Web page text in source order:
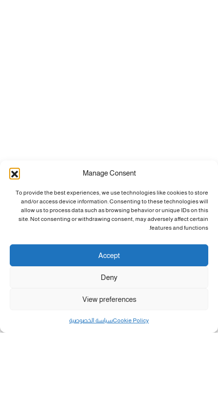
Manage Consent
To provide the best experiences, we use technologies like cookies to store
and/or access device information. Consenting to these technologies will
allow us to process data such as browsing behavior or unique IDs on this
site. Not consenting or withdrawing consent, may adversely affect certain
features and functions.
Accept
Deny
View preferences
Cookie Policyسياسة الخصوصية مال و أعمال